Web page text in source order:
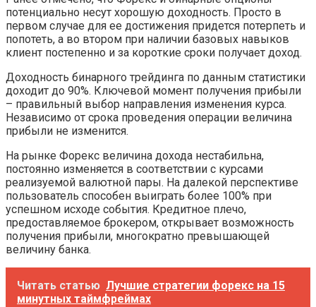
потенциально несут хорошую доходность. Просто в
первом случае для ее достижения придется потерпеть и
попотеть, а во втором при наличии базовых навыков
клиент постепенно и за короткие сроки получает доход.
Доходность бинарного трейдинга по данным статистики
доходит до 90%. Ключевой момент получения прибыли
– правильный выбор направления изменения курса.
Независимо от срока проведения операции величина
прибыли не изменится.
На рынке Форекс величина дохода нестабильна,
постоянно изменяется в соответствии с курсами
реализуемой валютной пары. На далекой перспективе
пользователь способен выиграть более 100% при
успешном исходе события. Кредитное плечо,
предоставляемое брокером, открывает возможность
получения прибыли, многократно превышающей
величину банка.
Читать статью Лучшие стратегии форекс на 15
минутных таймфреймах